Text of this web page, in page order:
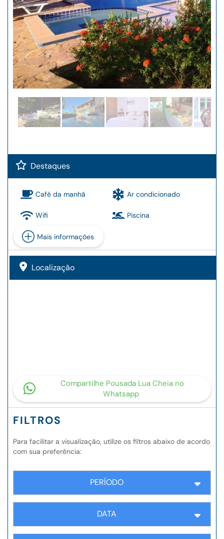
Destaques
Café da manhã Ar condicionado
Wifi Piscina
Mais informações
Localização
Compartilhe Pousada Lua Cheia no
Whatsapp
FILTROS
Para facilitar a visualização, utilize os filtros abaixo de acordo
com sua preferência:
PERÍODO
DATA